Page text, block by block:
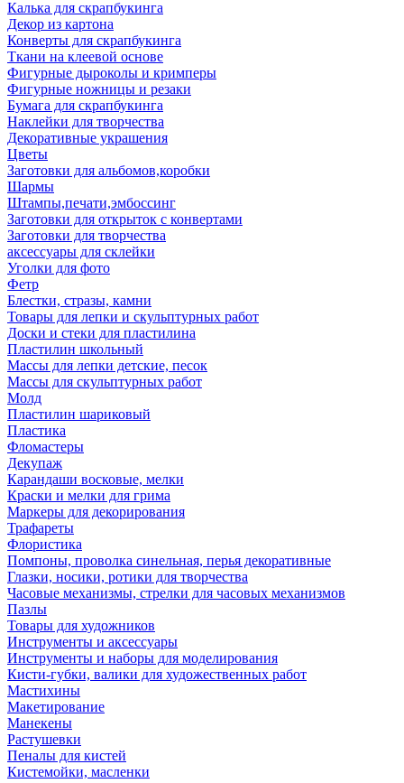
Калька для скрапбукинга
Декор из картона
Конверты для скрапбукинга
Ткани на клеевой основе
Фигурные дыроколы и кримперы
Фигурные ножницы и резаки
Бумага для скрапбукинга
Наклейки для творчества
Декоративные украшения
Цветы
Заготовки для альбомов,коробки
Шармы
Штампы,печати,эмбоссинг
Заготовки для открыток с конвертами
Заготовки для творчества
аксессуары для склейки
Уголки для фото
Фетр
Блестки, стразы, камни
Товары для лепки и скульптурных работ
Доски и стеки для пластилина
Пластилин школьный
Массы для лепки детские, песок
Массы для скульптурных работ
Молд
Пластилин шариковый
Пластика
Фломастеры
Декупаж
Карандаши восковые, мелки
Краски и мелки для грима
Маркеры для декорирования
Трафареты
Флористика
Помпоны, проволка синельная, перья декоративные
Глазки, носики, ротики для творчества
Часовые механизмы, стрелки для часовых механизмов
Пазлы
Товары для художников
Инструменты и аксессуары
Инструменты и наборы для моделирования
Кисти-губки, валики для художественных работ
Мастихины
Макетирование
Манекены
Растушевки
Пеналы для кистей
Кистемойки, масленки